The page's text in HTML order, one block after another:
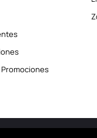
los derechos